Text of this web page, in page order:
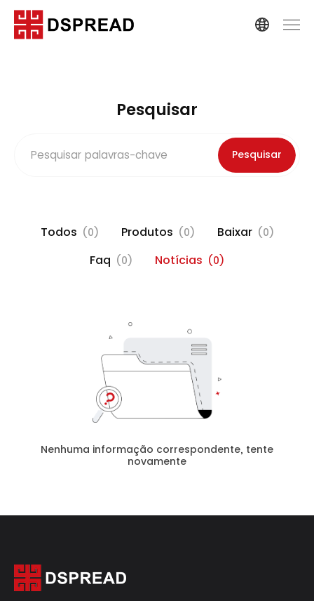
Pesquisar
Pesquisar
Todos (0) Produtos (0) Baixar (0)
Faq (0) Notícias (0)
Nenhuma informação correspondente, tente
novamente